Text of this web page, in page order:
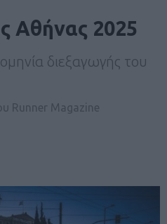
Αθήνας 2025
διεξαγωγής του
Runner Magazine